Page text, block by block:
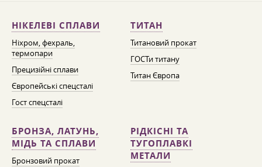
НІКЕЛЕВІ СПЛАВИ
Ніхром, фехраль,
термопари
Прецизійні сплави
Європейські спецсталі
Гост спецсталі
ТИТАН
Титановий прокат
ГОСТи титану
Титан Європа
БРОНЗА, ЛАТУНЬ,
МІДЬ ТА СПЛАВИ
Бронзовий прокат
РІДКІСНІ ТА
ТУГОПЛАВКІ
МЕТАЛИ